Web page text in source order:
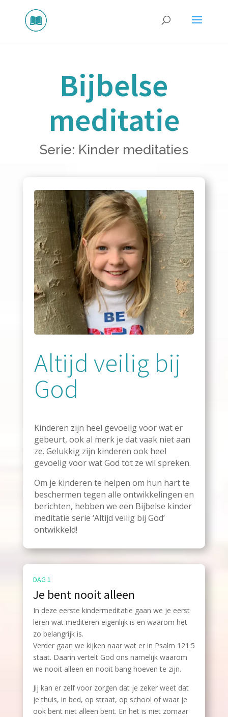
Bijbelse
meditatie
Serie: Kinder meditaties
Altijd veilig bij
God
Kinderen zijn heel gevoelig voor wat er
gebeurt, ook al merk je dat vaak niet aan
ze. Gelukkig zijn kinderen ook heel
gevoelig voor wat God tot ze wil spreken.
Om je kinderen te helpen om hun hart te
beschermen tegen alle ontwikkelingen en
berichten, hebben we een Bijbelse kinder
meditatie serie ‘Altijd veilig bij God’
ontwikkeld!
DAG 1
Je bent nooit alleen
In deze eerste kindermeditatie gaan we je eerst
leren wat mediteren eigenlijk is en waarom het
zo belangrijk is.
Verder gaan we kijken naar wat er in Psalm 121:5
staat. Daarin vertelt God ons namelijk waarom
we nooit alleen en nooit bang hoeven te zijn.
Jij kan er zelf voor zorgen dat je zeker weet dat
je thuis, in bed, op straat, op school of waar je
ook bent niet alleen bent. En het is niet zomaar